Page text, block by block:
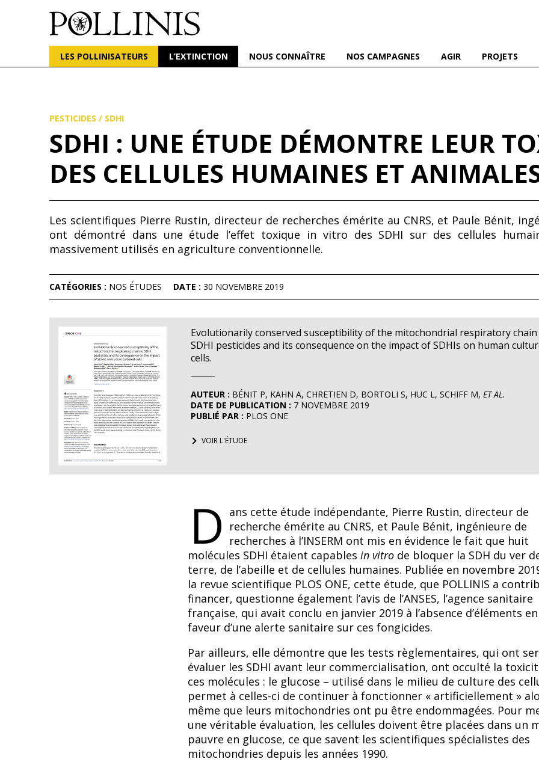
POLLINIS
LES POLLINISATEURS L’EXTINCTION NOUS CONNAÎTRE NOS CAMPAGNES AGIR PROJETS
PESTICIDES / SDHI
SDHI : UNE ÉTUDE DÉMONTRE LEUR
DES CELLULES HUMAINES ET
Les scientifiques Pierre Rustin, directeur de recherches émérite au CNRS, et Paule Bénit,
ont démontré dans une étude l’effet toxique in vitro des SDHI sur des cellules
massivement utilisés en agriculture conventionnelle.
CATÉGORIES : NOS ÉTUDES DATE : 30 NOVEMBRE 2019
Evolutionarily conserved susceptibility of the mitochondrial respiratory
SDHI pesticides and its consequence on the impact of SDHIs on human
cells.
AUTEUR : BÉNIT P, KAHN A, CHRETIEN D, BORTOLI S, HUC L, SCHIFF M,ET AL.
DATE DE PUBLICATION : 7 NOVEMBRE 2019
PUBLIÉ PAR : PLOS ONE
VOIR L'ÉTUDE
D ans cette étude indépendante, Pierre Rustin, directeur de
recherche émérite au CNRS, et Paule Bénit, ingénieure de
recherches à l’INSERM ont mis en évidence le fait que huit
molécules SDHI étaient capables in vitrode bloquer la SDH du ver
terre, de l’abeille et de cellules humaines. Publiée en novembre
la revue scientifique PLOS ONE, cette étude, que POLLINIS a
financer, questionne également l’avis de l’ANSES, l’agence sanitaire
française, qui avait conclu en janvier 2019 à l’absence d’éléments en
faveur d’une alerte sanitaire sur ces fongicides.
Par ailleurs, elle démontre que les tests règlementaires, qui ont
évaluer les SDHI avant leur commercialisation, ont occulté la
ces molécules : le glucose – utilisé dans le milieu de culture des
permet à celles-ci de continuer à fonctionner « artificiellement »
même que leurs mitochondries ont pu être endommagées. Pour
une véritable évaluation, les cellules doivent être placées dans un
pauvre en glucose, ce que savent les scientifiques spécialistes des
mitochondries depuis les années 1990.